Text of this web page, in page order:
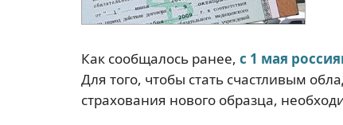
Как сообщалось ранее, с 1 мая
Для того, чтобы стать счастливым
страхования нового образца,